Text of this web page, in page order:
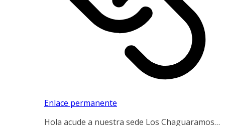
Enlace permanente
Hola acude a nuestra sede Los Chaguaramos…